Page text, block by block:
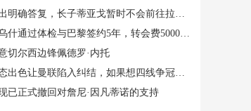
确答复，长子蒂亚戈暂时不会前往拉玛西亚青训
通过体检与巴黎签约5年，转会费5000万欧元
切尔西边锋佩德罗·内托
让曼联陷入纠结，如果想四线争冠可能还得买人
已正式撤回对詹尼·因凡蒂诺的支持